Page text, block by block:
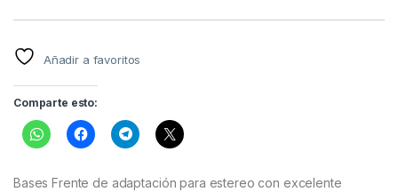
Añadir a favoritos
Comparte esto:
Bases Frente de adaptación para estereo con excelente